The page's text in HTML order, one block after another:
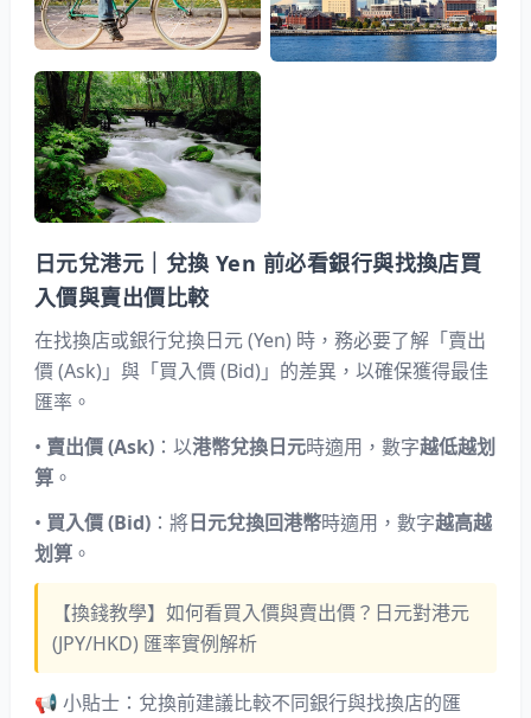
日元兌港元｜兌換 Yen 前必看銀行與找換店買
入價與賣出價比較
在找換店或銀行兌換日元 (Yen) 時，務必要了解「賣出
價 (Ask)」與「買入價 (Bid)」的差異，以確保獲得最佳
匯率。
• 賣出價 (Ask) ：以港幣兌換日元時適用，數字越低越划
算 。
• 買入價 (Bid) ：將日元兌換回港幣時適用，數字越高越
划算 。
【換錢教學】如何看買入價與賣出價？日元對港元
(JPY/HKD) 匯率實例解析
📢 小貼士：兌換前建議比較不同銀行與找換店的匯